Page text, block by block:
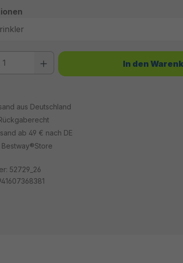
den gewünschten Wert ein oder benutze die
In den
aus Deutschland
ab 49 € nach DE
52729_26